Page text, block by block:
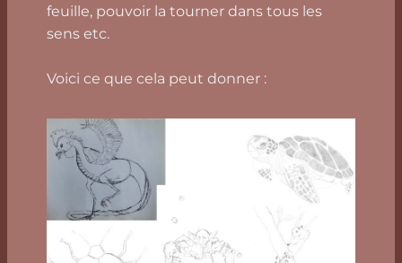
feuille, pouvoir la tourner dans tous les
sens etc.
Voici ce que cela peut donner :